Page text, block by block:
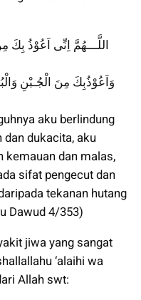
اللَّـــهُمَّ اِنِّى اَعُوْذُ
وَاَعُوْذُبِكَ مِنَ الْجُـبْنِ
aku berlindung
dukacita, aku
kemauan dan malas,
sifat pengecut dan
tekanan hutang
Dawud 4/353)
jiwa yang sangat
‘alaihi wa
Allah swt: